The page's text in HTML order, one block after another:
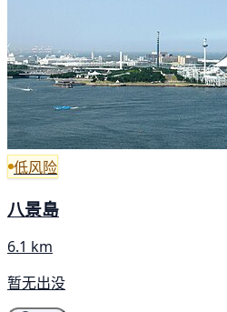
低风险
八景島
6.1 km
暂无出没